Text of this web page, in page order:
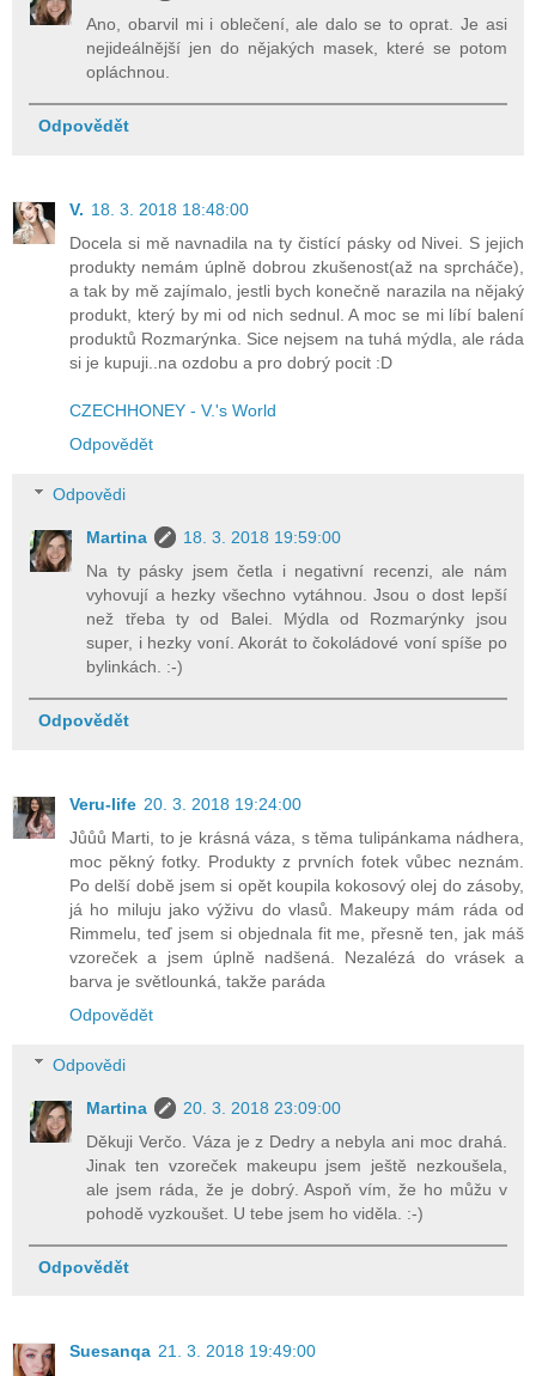
Ano, obarvil mi i oblečení, ale dalo se to oprat. Je asi
nejideálnější jen do nějakých masek, které se potom
opláchnou.
Odpovědět
V. 18. 3. 2018 18:48:00
Docela si mě navnadila na ty čistící pásky od Nivei. S jejich
produkty nemám úplně dobrou zkušenost(až na sprcháče),
a tak by mě zajímalo, jestli bych konečně narazila na nějaký
produkt, který by mi od nich sednul. A moc se mi líbí balení
produktů Rozmarýnka. Sice nejsem na tuhá mýdla, ale ráda
si je kupuji..na ozdobu a pro dobrý pocit :D
CZECHHONEY - V.'s World
Odpovědět
Odpovědi
Martina
18. 3. 2018 19:59:00
Na ty pásky jsem četla i negativní recenzi, ale nám
vyhovují a hezky všechno vytáhnou. Jsou o dost lepší
než třeba ty od Balei. Mýdla od Rozmarýnky jsou
super, i hezky voní. Akorát to čokoládové voní spíše po
bylinkách. :-)
Odpovědět
Veru-life 20. 3. 2018 19:24:00
Jůůů Marti, to je krásná váza, s těma tulipánkama nádhera,
moc pěkný fotky. Produkty z prvních fotek vůbec neznám.
Po delší době jsem si opět koupila kokosový olej do zásoby,
já ho miluju jako výživu do vlasů. Makeupy mám ráda od
Rimmelu, teď jsem si objednala fit me, přesně ten, jak máš
vzoreček a jsem úplně nadšená. Nezalézá do vrásek a
barva je světlounká, takže paráda
Odpovědět
Odpovědi
Martina
20. 3. 2018 23:09:00
Děkuji Verčo. Váza je z Dedry a nebyla ani moc drahá.
Jinak ten vzoreček makeupu jsem ještě nezkoušela,
ale jsem ráda, že je dobrý. Aspoň vím, že ho můžu v
pohodě vyzkoušet. U tebe jsem ho viděla. :-)
Odpovědět
Suesanqa 21. 3. 2018 19:49:00